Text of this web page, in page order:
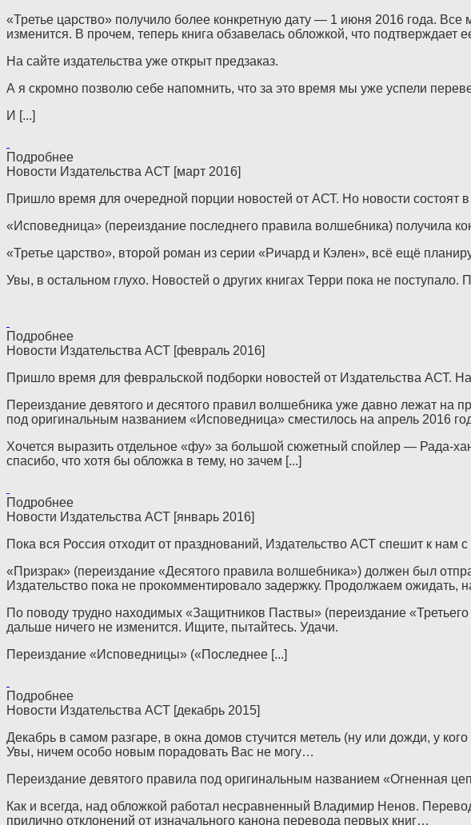
«Третье царство» получило более конкретную дату — 1 июня 2016 года.
изменится. В прочем, теперь книга обзавелась обложкой, что подтверждает
На сайте издательства уже открыт предзаказ.
А я скромно позволю себе напомнить, что за это время мы уже успели
И [...]
Подробнее
Новости Издательства АСТ [март 2016]
Пришло время для очередной порции новостей от АСТ. Но новости состоят в
«Исповедница» (переиздание последнего правила волшебника) получила
«Третье царство», второй роман из серии «Ричард и Кэлен», всё ещё
Увы, в остальном глухо. Новостей о других книгах Терри пока не поступало.
Подробнее
Новости Издательства АСТ [февраль 2016]
Пришло время для февральской подборки новостей от Издательства АСТ.
Переиздание девятого и десятого правил волшебника уже давно лежат на
под оригинальным названием «Исповедница» сместилось на апрель 2016
Хочется выразить отдельное «фу» за большой сюжетный спойлер — Рада-
спасибо, что хотя бы обложка в тему, но зачем [...]
Подробнее
Новости Издательства АСТ [январь 2016]
Пока вся Россия отходит от празднований, Издательство АСТ спешит к нам
«Призрак» (переиздание «Десятого правила волшебника») должен был
Издательство пока не прокомментировало задержку. Продолжаем ожидать,
По поводу трудно находимых «Защитников Паствы» (переиздание
дальше ничего не изменится. Ищите, пытайтесь. Удачи.
Переиздание «Исповедницы» («Последнее [...]
Подробнее
Новости Издательства АСТ [декабрь 2015]
Декабрь в самом разгаре, в окна домов стучится метель (ну или дожди, у
Увы, ничем особо новым порадовать Вас не могу…
Переиздание девятого правила под оригинальным названием «Огненная
Как и всегда, над обложкой работал несравненный Владимир Ненов.
прилично отклонений от изначального канона перевода первых книг…